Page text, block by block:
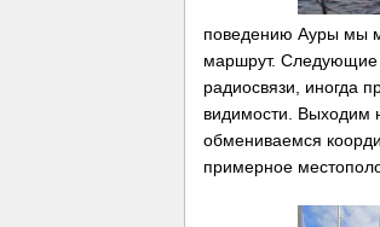
поведению Ауры мы
маршрут. Следующие
радиосвязи, иногда
видимости. Выходим
обмениваемся
примерное